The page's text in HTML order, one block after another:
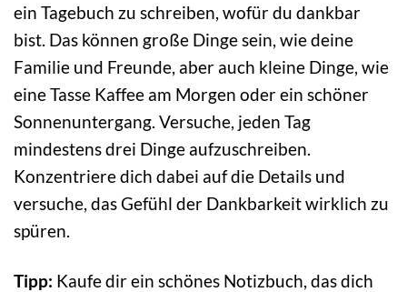
ein Tagebuch zu schreiben, wofür du dankbar
bist. Das können große Dinge sein, wie deine
Familie und Freunde, aber auch kleine Dinge, wie
eine Tasse Kaffee am Morgen oder ein schöner
Sonnenuntergang. Versuche, jeden Tag
mindestens drei Dinge aufzuschreiben.
Konzentriere dich dabei auf die Details und
versuche, das Gefühl der Dankbarkeit wirklich zu
spüren.
Tipp: Kaufe dir ein schönes Notizbuch, das dich